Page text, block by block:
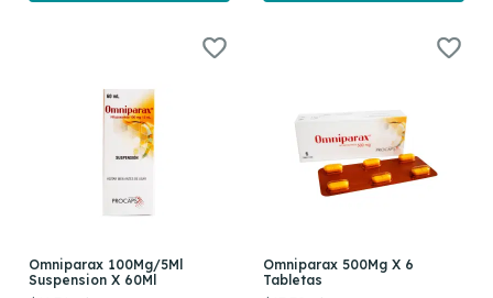
Omniparax 100Mg/5Ml
Suspension X 60Ml
Omniparax 500Mg X 6
Tabletas